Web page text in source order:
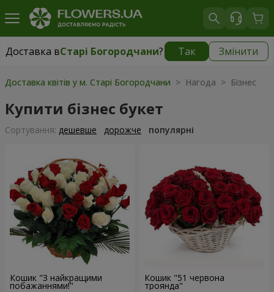
Доставка вСтарі Богородчани? Так Змінити
Доставка вСтарі Богородчани|безкоштовно
Доставка квітів у м. Старі Богородчани > Нагода > Бізнес
Купити бізнес букет
Сортування: дешевше дорожче популярні
Кошик "З найкращими
побажаннями!"
Кошик "51 червона
троянда"